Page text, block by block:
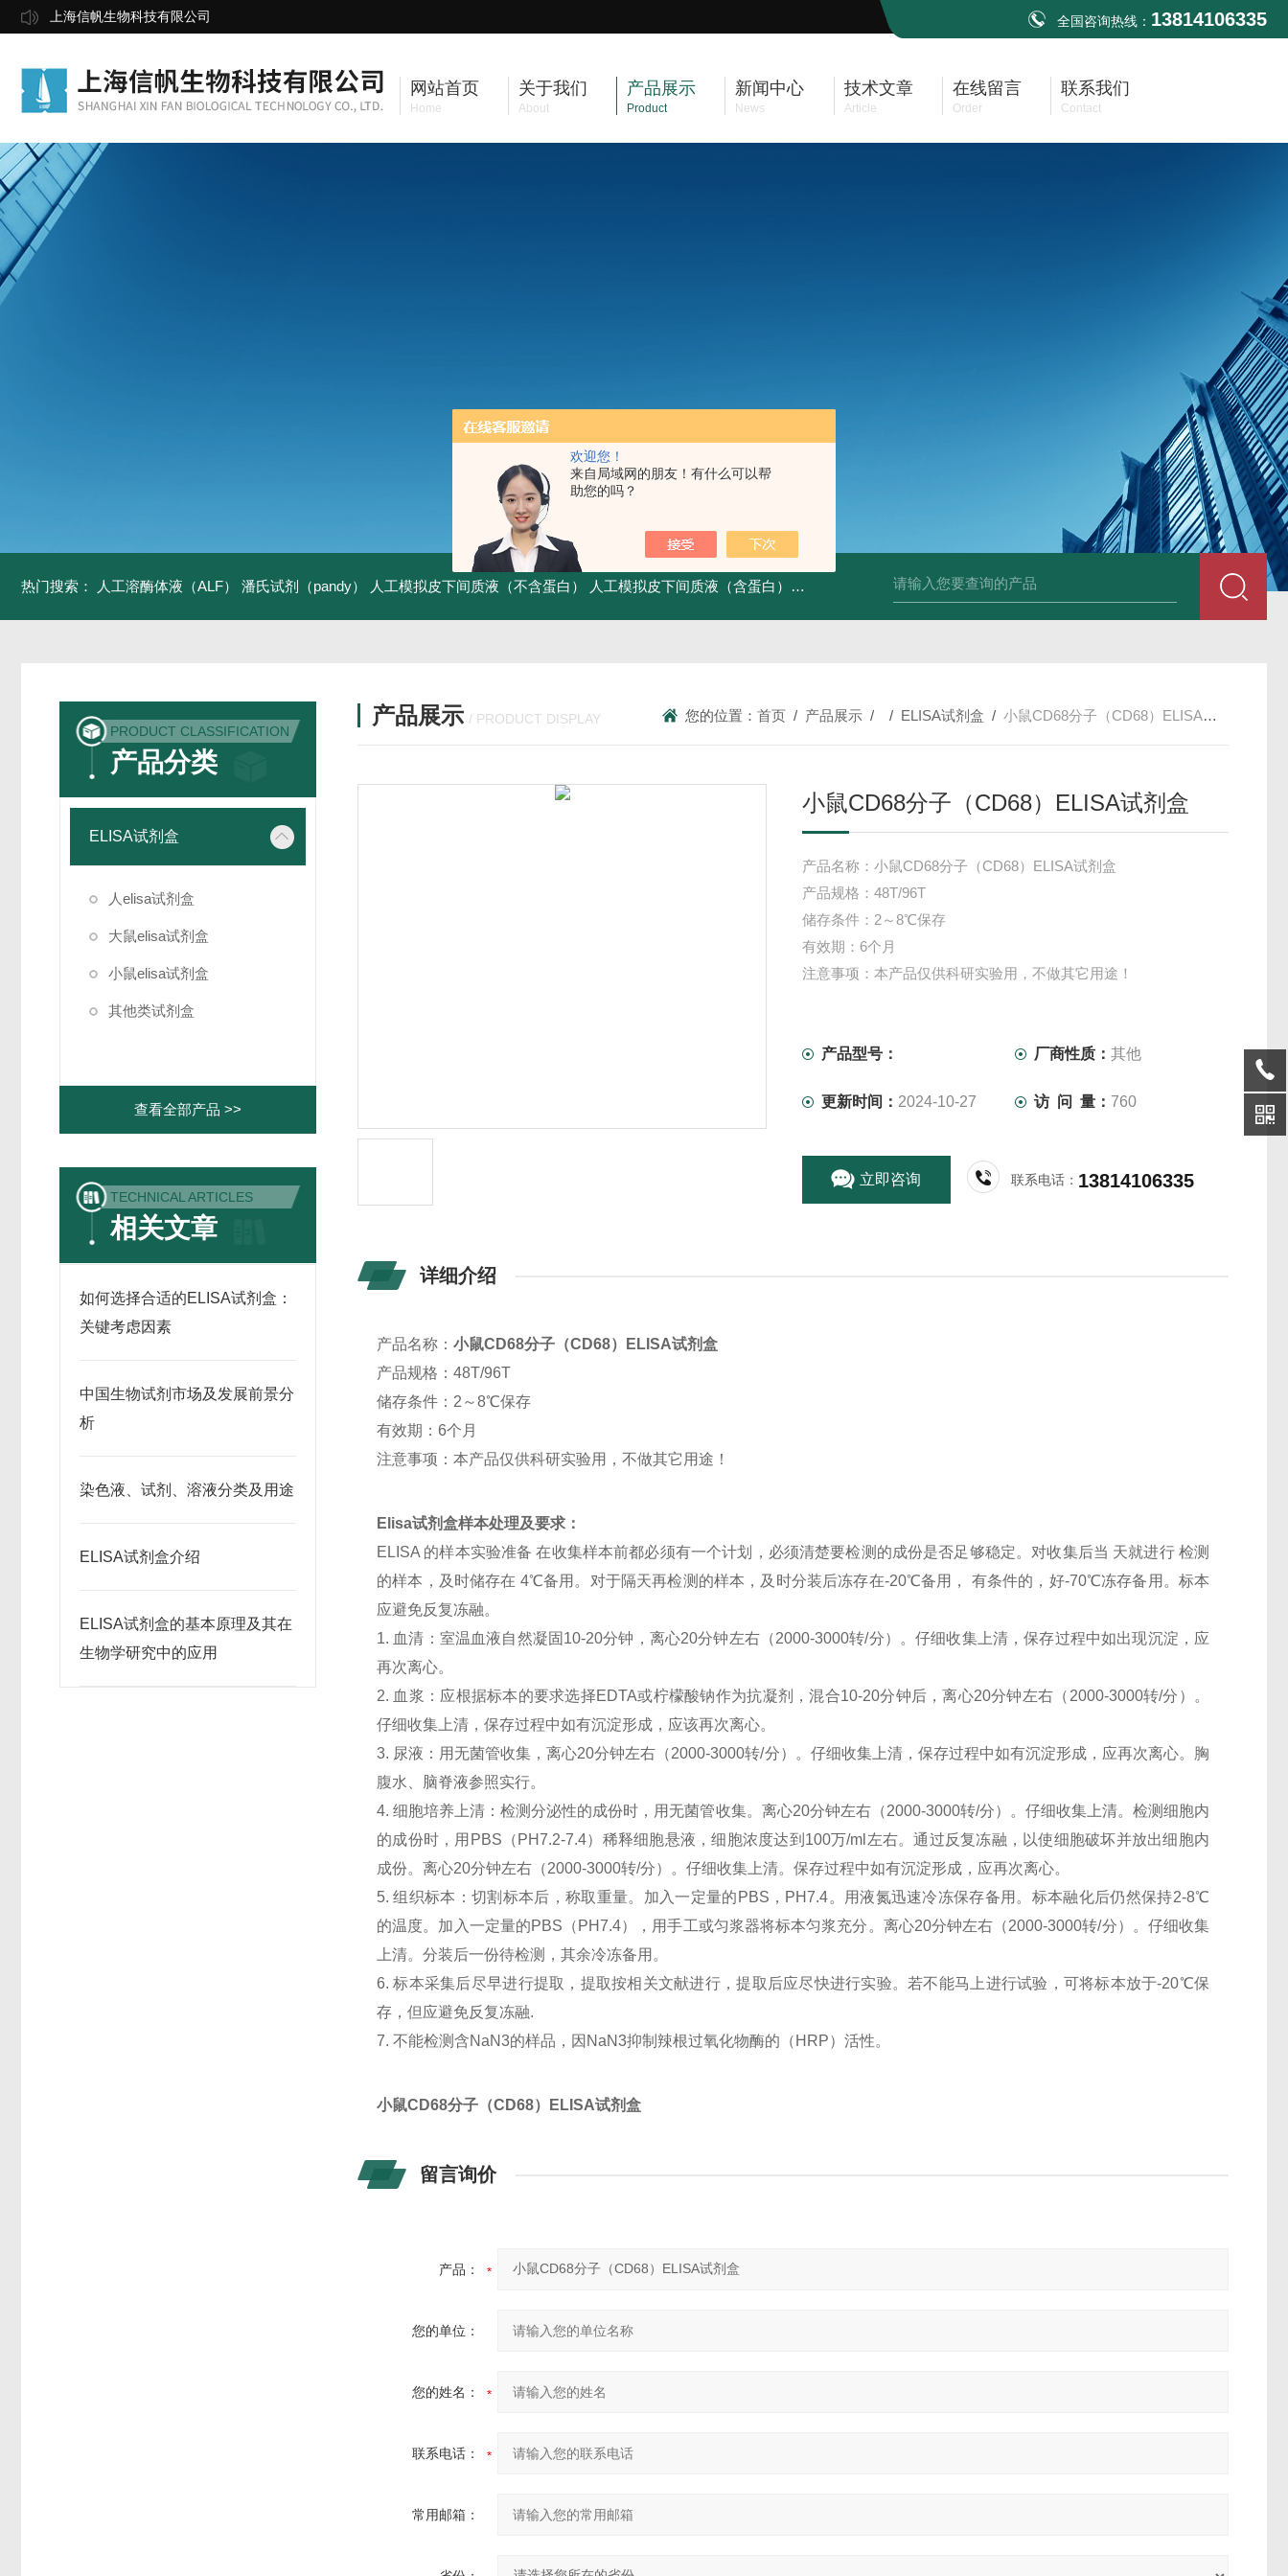
欢迎您！
来自局域网的朋友！有什么可以帮
助您的吗？
上海信帆生物科技有限公司 全国咨询热线： 13814106335
网站首页
Home
关于我们
About
产品展示
Product
新闻中心
News
技术文章
Article
在线留言
Order
联系我们
Contact
热门搜索： 人工溶酶体液（ALF） 潘氏试剂（pandy） 人工模拟皮下间质液（不含蛋白） 人工模拟皮下间质液（含蛋白） FITC标记小鼠抗His tag 组织细胞固定液（8％，PFA） 总胆汁酸（TBA）质
PRODUCT CLASSIFICATION
产品分类
ELISA试剂盒
人elisa试剂盒
大鼠elisa试剂盒
小鼠elisa试剂盒
其他类试剂盒
查看全部产品 >>
TECHNICAL ARTICLES
相关文章
如何选择合适的ELISA试剂盒：
关键考虑因素
中国生物试剂市场及发展前景分
析
染色液、试剂、溶液分类及用途
ELISA试剂盒介绍
ELISA试剂盒的基本原理及其在
生物学研究中的应用
产品展示 / PRODUCT DISPLAY 您的位置：首页 / 产品展示 / / ELISA试剂盒 /小鼠CD68分子（CD68）ELISA试剂盒
小鼠CD68分子（CD68）ELISA试剂盒
产品名称：小鼠CD68分子（CD68）ELISA试剂盒
产品规格：48T/96T
储存条件：2～8℃保存
有效期：6个月
注意事项：本产品仅供科研实验用，不做其它用途！
产品型号： 厂商性质：其他
更新时间： 2024-10-27 访 问 量： 760
立即咨询 联系电话： 13814106335
详细介绍
产品名称：小鼠CD68分子（CD68）ELISA试剂盒
产品规格：48T/96T
储存条件：2～8℃保存
有效期：6个月
注意事项：本产品仅供科研实验用，不做其它用途！
Elisa试剂盒样本处理及要求：
ELISA 的样本实验准备 在收集样本前都必须有一个计划，必须清楚要检测的成份是否足够稳定。对收集后当 天就进行 检测
的样本，及时储存在 4℃备用。对于隔天再检测的样本，及时分装后冻存在-20℃备用， 有条件的，好-70℃冻存备用。标本
应避免反复冻融。
1. 血清：室温血液自然凝固10-20分钟，离心20分钟左右（2000-3000转/分）。仔细收集上清，保存过程中如出现沉淀，应
再次离心。
2. 血浆：应根据标本的要求选择EDTA或柠檬酸钠作为抗凝剂，混合10-20分钟后，离心20分钟左右（2000-3000转/分）。
仔细收集上清，保存过程中如有沉淀形成，应该再次离心。
3. 尿液：用无菌管收集，离心20分钟左右（2000-3000转/分）。仔细收集上清，保存过程中如有沉淀形成，应再次离心。胸
腹水、脑脊液参照实行。
4. 细胞培养上清：检测分泌性的成份时，用无菌管收集。离心20分钟左右（2000-3000转/分）。仔细收集上清。检测细胞内
的成份时，用PBS（PH7.2-7.4）稀释细胞悬液，细胞浓度达到100万/ml左右。通过反复冻融，以使细胞破坏并放出细胞内
成份。离心20分钟左右（2000-3000转/分）。仔细收集上清。保存过程中如有沉淀形成，应再次离心。
5. 组织标本：切割标本后，称取重量。加入一定量的PBS，PH7.4。用液氮迅速冷冻保存备用。标本融化后仍然保持2-8℃
的温度。加入一定量的PBS（PH7.4），用手工或匀浆器将标本匀浆充分。离心20分钟左右（2000-3000转/分）。仔细收集
上清。分装后一份待检测，其余冷冻备用。
6. 标本采集后尽早进行提取，提取按相关文献进行，提取后应尽快进行实验。若不能马上进行试验，可将标本放于-20℃保
存，但应避免反复冻融.
7. 不能检测含NaN3的样品，因NaN3抑制辣根过氧化物酶的（HRP）活性。
小鼠CD68分子（CD68）ELISA试剂盒
留言询价
产品：
您的单位：
您的姓名：
联系电话：
常用邮箱：